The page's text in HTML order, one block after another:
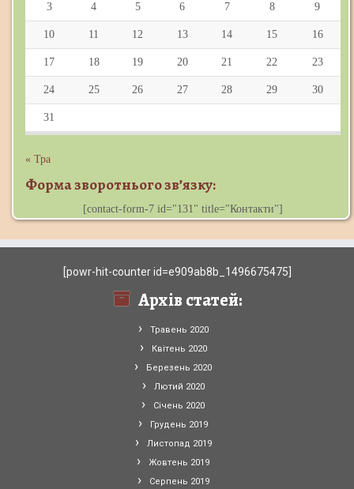
3 4 5 6 7 8 9
10 11 12 13 14 15 16
17 18 19 20 21 22 23
24 25 26 27 28 29 30
31
« Тра
Форма зворотнього зв’язку:
[contact-form-7 id="131" title="Контакти"]
[powr-hit-counter id=e909ab8b_1496675475]
Архів статей:
Травень 2020
Квітень 2020
Березень 2020
Лютий 2020
Січень 2020
Грудень 2019
Листопад 2019
Жовтень 2019
Серпень 2019